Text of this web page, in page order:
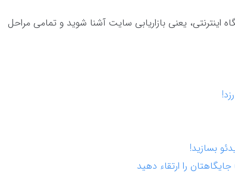
اینترنتی، یعنی بازاریابی سایت آشنا شوید و تمامی مراحل
بسازید!
را ارتقاء دهید